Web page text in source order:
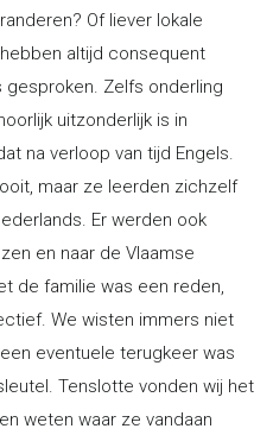
Of liever lokale
altijd consequent
Zelfs onderling
uitzonderlijk is in
na verloop van tijd Engels.
maar ze leerden zichzelf
Er werden ook
en naar de Vlaamse
de familie was een reden,
We wisten immers niet
eventuele terugkeer was
Tenslotte vonden wij het
weten waar ze vandaan